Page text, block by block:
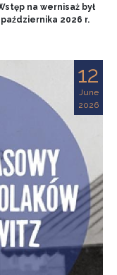
na wernisaż był
2026 r.
12
June
2026